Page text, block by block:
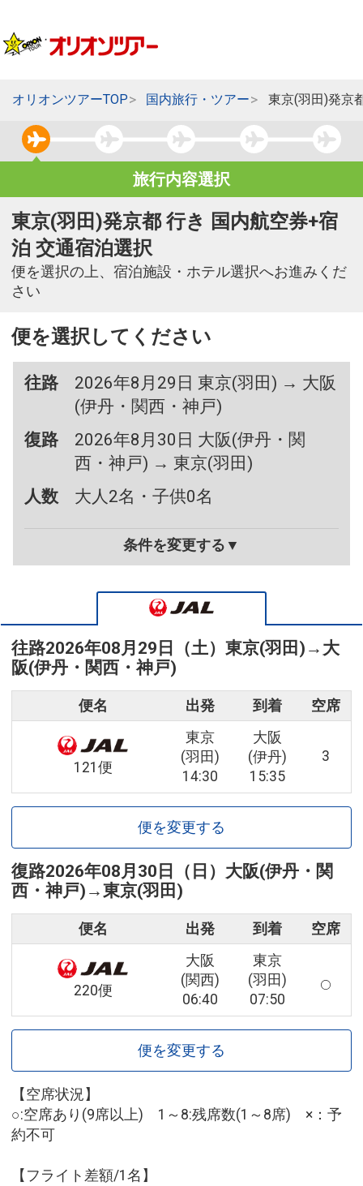
オリオンツアーTOP 国内旅行・ツアー 東京(羽田)発京
旅行内容選択
東京(羽田)発京都 行き 国内航空券+宿
泊 交通宿泊選択
便を選択の上、宿泊施設・ホテル選択へお進みくだ
さい
便を選択してください
往路
2026年8月29日 東京(羽田) → 大阪
(伊丹・関西・神戸)
復路
2026年8月30日 大阪(伊丹・関
西・神戸) → 東京(羽田)
人数
大人2名・子供0名
条件を変更する▼
往路2026年08月29日（土） 東京(羽田) → 大
阪(伊丹・関西・神戸)
便名 出発 到着 空席
121便
東京
(羽田)
14:30
大阪
(伊丹)
15:35
3
便を変更する
復路2026年08月30日（日） 大阪(伊丹・関
西・神戸) →東京(羽田)
便名 出発 到着 空席
220便
大阪
(関西)
06:40
東京
(羽田)
07:50
便を変更する
【空席状況】
○:空席あり(9席以上) 1～8:残席数(1～8席) ×：予
約不可
【フライト差額/1名】